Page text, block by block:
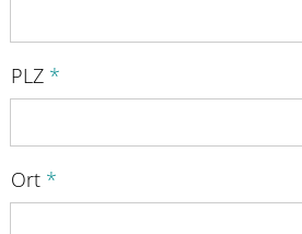
PLZ *
Ort *